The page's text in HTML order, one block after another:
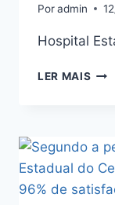
Poradmin
Hospital
LER MAIS